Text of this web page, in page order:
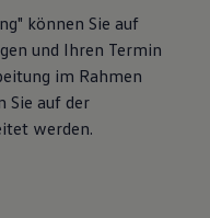
können Sie auf
und Ihren Termin
im Rahmen
Sie auf der
werden.